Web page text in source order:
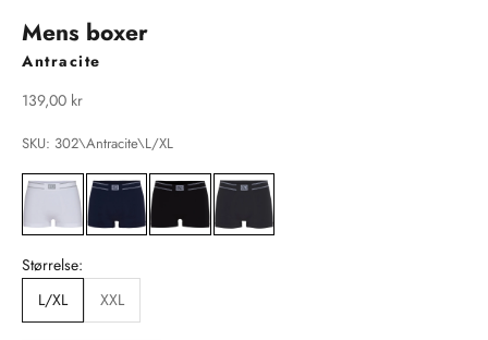
Mens boxer
Antracite
Salgspris
139,00 kr
SKU: 302\Antracite\L/XL
Størrelse:
L/XL
XXL